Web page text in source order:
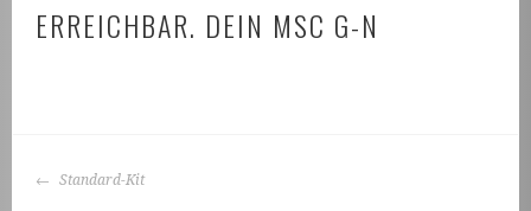
ERREICHBAR. DEIN MSC G-N
BEITRAGS-
Standard-Kit